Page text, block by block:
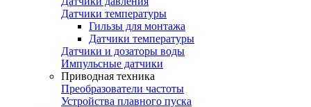
Датчики температуры
Гильзы для монтажа
Датчики температуры
Датчики и дозаторы воды
Импульсные датчики
Приводная техника
Преобразователи частоты
Устройства плавного пуска